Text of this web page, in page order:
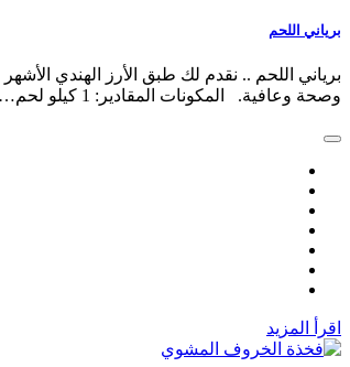
برياني اللحم
برياني اللحم .. نقدم لك طبق الأرز الهندي
وصحة وعافية. المكونات المقادير: 1 كيلو لحم…
اقرأ المزيد